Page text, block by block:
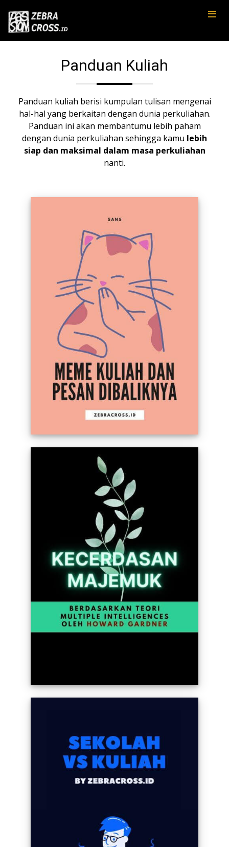
Panduan Kuliah
Panduan kuliah berisi kumpulan tulisan mengenai
hal-hal yang berkaitan dengan dunia perkuliahan.
Panduan ini akan membantumu lebih paham
dengan dunia perkuliahan sehingga kamu lebih
siap dan maksimal dalam masa perkuliahan
nanti.